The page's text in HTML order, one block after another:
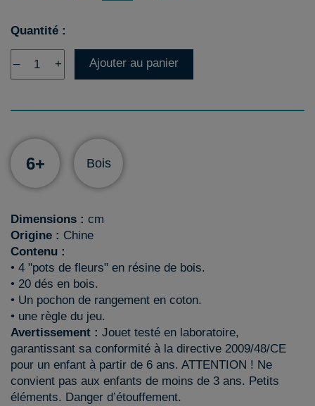
Quantité :
– + Ajouter au panier
6+ Bois
Dimensions : cm
Origine : Chine
Contenu :
• 4 "pots de fleurs" en résine de bois.
• 20 dés en bois.
• Un pochon de rangement en coton.
• une règle du jeu.
Avertissement : Jouet testé en laboratoire,
garantissant sa conformité à la directive 2009/48/CE
pour un enfant à partir de 6 ans. ATTENTION ! Ne
convient pas aux enfants de moins de 3 ans. Petits
éléments. Danger d’étouffement.